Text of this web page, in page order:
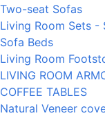
Two-seat Sofas
Living Room Sets -
Sofa Beds
Living Room
LIVING ROOM
COFFEE TABLES
Natural Veneer